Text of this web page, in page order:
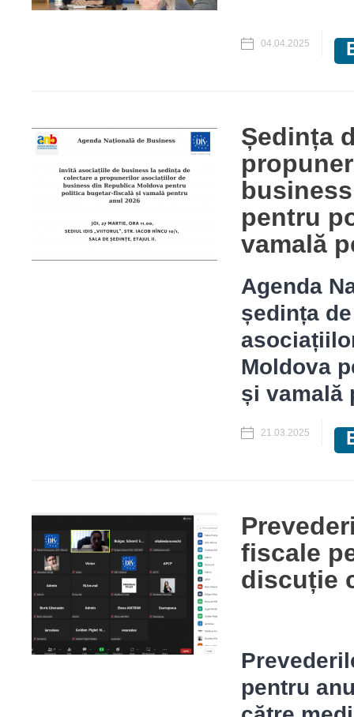
04.04.2025
Ședința
pentru
vamală
Agenda
ședința
asociaț
Moldova
și vamală
21.03.2025
fiscale
discuție
pentru